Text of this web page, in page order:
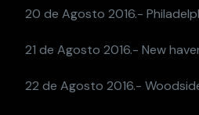
20 de Agosto 2016.-
21 de Agosto 2016.- New
22 de Agosto 2016.-